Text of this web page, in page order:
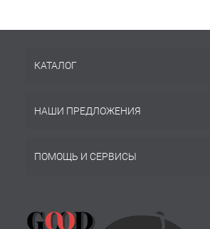
КАТАЛОГ
НАШИ ПРЕДЛОЖЕНИЯ
ПОМОЩЬ И СЕРВИСЫ